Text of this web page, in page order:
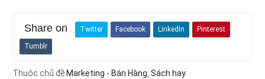
Share on Twitter Facebook LinkedIn Pinterest
Tumblr
Thuộc chủ đề:Marketing - Bán Hàng,Sách hay